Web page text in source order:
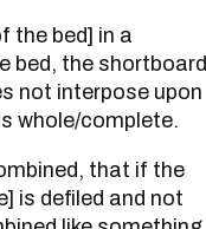
bed, the shortboard
not interpose upon
whole/complete.
is defiled and not